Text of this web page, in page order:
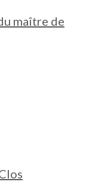
maître de